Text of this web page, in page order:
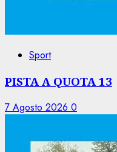
Sport
PISTA A QUOTA 13
7 Agosto 2026 0